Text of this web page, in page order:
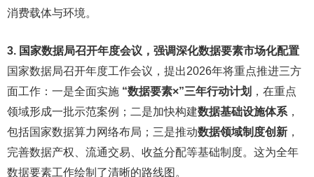
消费载体与环境。
3. 国家数据局召开年度会议，强调深化数据要素市场化配置
国家数据局召开年度工作会议，提出2026年将重点推进三方
面工作：一是全面实施 “数据要素×”三年行动计划 ，在重点
领域形成一批示范案例；二是加快构建数据基础设施体系 ，
包括国家数据算力网络布局；三是推动数据领域制度创新 ，
完善数据产权、流通交易、收益分配等基础制度。这为全年
数据要素工作绘制了清晰的路线图。